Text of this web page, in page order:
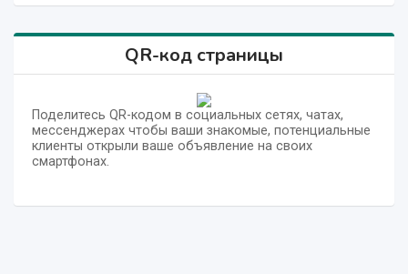
QR-код страницы
Поделитесь QR-кодом в социальных сетях, чатах,
мессенджерах чтобы ваши знакомые, потенциальные
клиенты открыли ваше объявление на своих
смартфонах.